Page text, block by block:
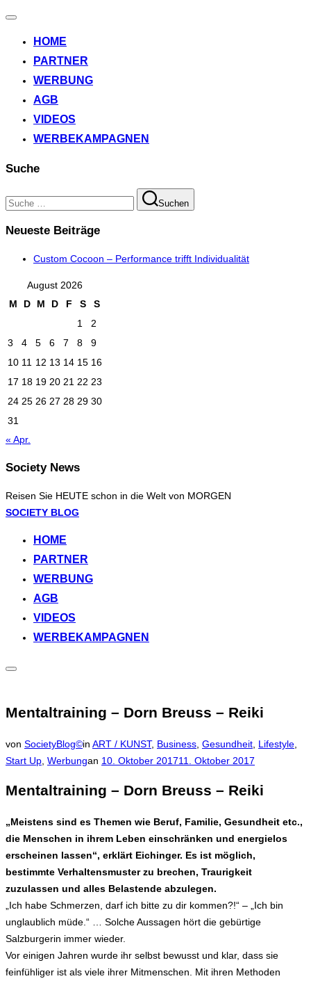
Navigation
HOME
PARTNER
WERBUNG
AGB
VIDEOS
WERBEKAMPAGNEN
Suche
Suchen
nach:
Suchen
Neueste Beiträge
Custom Cocoon – Performance trifft Individualität
August 2026
M
D M D F S
S
1
2
3
4 5 6 7 8
9
10 11 12 13 14 15 16
17 18 19 20 21 22 23
24 25 26 27 28 29 30
31
« Apr.
Society News
Reisen Sie HEUTE schon in die Welt von MORGEN
Zum
springen
SOCIETY BLOG
HOME
PARTNER
WERBUNG
AGB
VIDEOS
WERBEKAMPAGNEN
Seitenleiste
umschalten
Mentaltraining – Dorn Breuss – Reiki
von SocietyBlog©in ART / KUNST, Business Gesundheit Lifestyle
Start Up Werbungan Veröffentlicht
10. Oktober 201711. Oktober 2017
Mentaltraining – Dorn Breuss – Reiki
„Meistens sind es Themen wie Beruf, Familie, Gesundheit etc.,
die Menschen in ihrem Leben einschränken und energielos
erscheinen lassen“, erklärt Eichinger. Es ist möglich,
bestimmte Verhaltensmuster zu brechen, Traurigkeit
zuzulassen und alles Belastende abzulegen.
„Ich habe Schmerzen, darf ich bitte zu dir kommen?!“ – „Ich bin
unglaublich müde.“ … Solche Aussagen hört die gebürtige
Salzburgerin immer wieder.
Vor einigen Jahren wurde ihr selbst bewusst und klar, dass sie
feinfühliger ist als viele ihrer Mitmenschen. Mit ihren Methoden